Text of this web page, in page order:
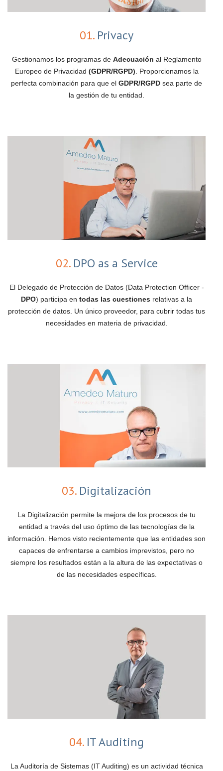
01.Privacy
Gestionamos los programas de Adecuación al Reglamento
Europeo de Privacidad (GDPR/RGPD). Proporcionamos la
perfecta combinación para que el GDPR/RGPD sea parte de
la gestión de tu entidad.
02.DPO as a Service
El Delegado de Protección de Datos (Data Protection Officer -
DPO) participa en todas las cuestiones relativas a la
protección de datos. Un único proveedor, para cubrir todas tus
necesidades en materia de privacidad.
03.Digitalización
La Digitalización permite la mejora de los procesos de tu
entidad a través del uso óptimo de las tecnologías de la
información. Hemos visto recientemente que las entidades son
capaces de enfrentarse a cambios imprevistos, pero no
siempre los resultados están a la altura de las expectativas o
de las necesidades específicas.
04.IT Auditing
La Auditoría de Sistemas (IT Auditing) es un actividad técnica